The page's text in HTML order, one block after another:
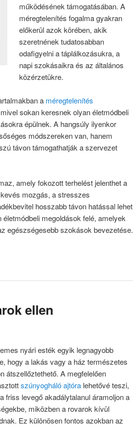
működésének támogatásában. A
méregtelenítés fogalma gyakran
előkerül azok körében, akik
szeretnének tudatosabban
odafigyelni a táplálkozásukra, a
napi szokásaikra és az általános
közérzetükre.
a méregtelenítés
sokan keresnek olyan életmódbeli
épülnek. A hangsúly ilyenkor
módszereken van, hanem
távon támogathatják a szervezet
amely fokozott terhelést jelenthet a
mozgás, a stresszes
hosszabb távon hatással lehet
megoldások felé, amelyek
egészségesebb szokások bevezetése.
ellen
nyári esték egyik legnagyobb
hogy a lakás vagy a ház természetes
átszellőztethető. A megfelelően
szúnyogháló ajtóra lehetővé teszi,
friss levegő akadálytalanul áramoljon a
miközben a rovarok kívül
Ez különösen fontos azokban az